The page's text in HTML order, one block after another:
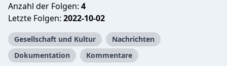
Anzahl der Folgen: 4
Letzte Folgen: 2022-10-02
Gesellschaft und Kultur
Nachrichten
Dokumentation
Kommentare